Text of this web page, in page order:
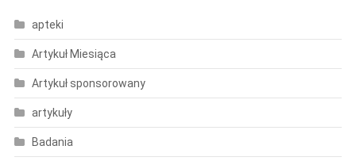
apteki
Artykuł Miesiąca
Artykuł sponsorowany
artykuły
Badania